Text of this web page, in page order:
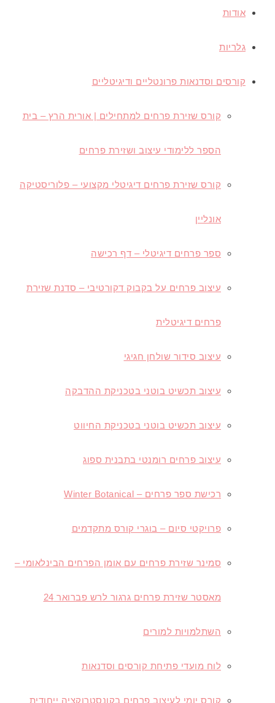
אודות
גלריות
קורסים וסדנאות פרונטליים ודיגיטליים
קורס שזירת פרחים למתחילים | אורית הרץ – בית
הספר ללימודי עיצוב ושזירת פרחים
קורס שזירת פרחים דיגיטלי מקצועי – פלוריסטיקה
אונליין
ספר פרחים דיגיטלי – דף רכישה
עיצוב פרחים על בקבוק דקורטיבי – סדנת שזירת
פרחים דיגיטלית
עיצוב סידור שולחן חגיגי
עיצוב תכשיט בוטני בטכניקת ההדבקה
עיצוב תכשיט בוטני בטכניקת החיווט
עיצוב פרחים רומנטי בתבנית ספוג
רכישת ספר פרחים – Winter Botanical
פרויקטי סיום – בוגרי קורס מתקדמים
סמינר שזירת פרחים עם אומן הפרחים הבינלאומי –
מאסטר שזירת פרחים גרגור לרש פברואר 24
השתלמויות למורים
לוח מועדי פתיחת קורסים וסדנאות
קורס יומי לעיצוב פרחים בקונסטרוקציה ייחודית